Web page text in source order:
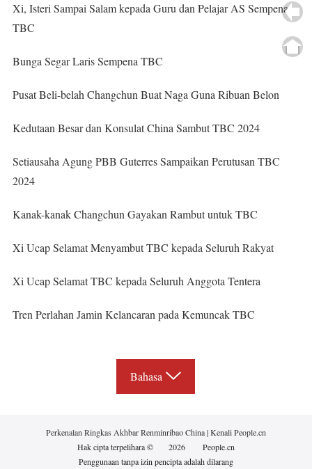
Xi, Isteri Sampai Salam kepada Guru dan Pelajar AS Sempena
TBC
Bunga Segar Laris Sempena TBC
Pusat Beli-belah Changchun Buat Naga Guna Ribuan Belon
Kedutaan Besar dan Konsulat China Sambut TBC 2024
Setiausaha Agung PBB Guterres Sampaikan Perutusan TBC
2024
Kanak-kanak Changchun Gayakan Rambut untuk TBC
Xi Ucap Selamat Menyambut TBC kepada Seluruh Rakyat
Xi Ucap Selamat TBC kepada Seluruh Anggota Tentera
Tren Perlahan Jamin Kelancaran pada Kemuncak TBC
Bahasa
Perkenalan Ringkas Akhbar Renminribao China|Kenali People.cn
Hak cipta terpelihara ©
2026
People.cn
Penggunaan tanpa izin pencipta adalah dilarang